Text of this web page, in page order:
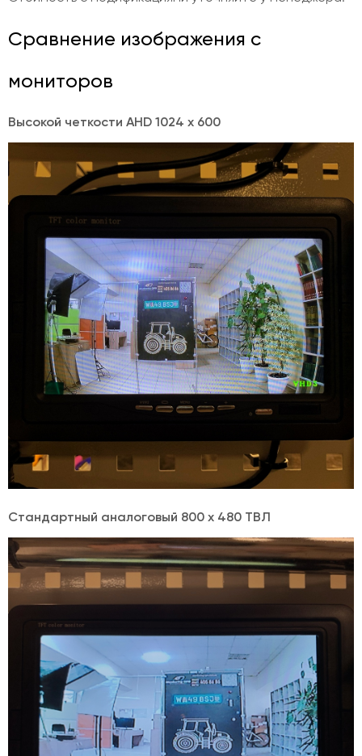
Сравнение изображения с
мониторов
Высокой четкости AHD 1024 x 600
Стандартный аналоговый 800 х 480 ТВЛ